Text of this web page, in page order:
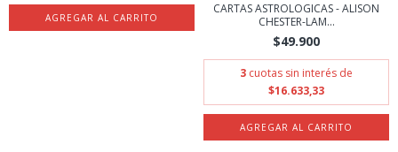
CARTAS ASTROLOGICAS - ALISON
CHESTER-LAM...
$49.900
3 cuotas sin interés de
$16.633,33